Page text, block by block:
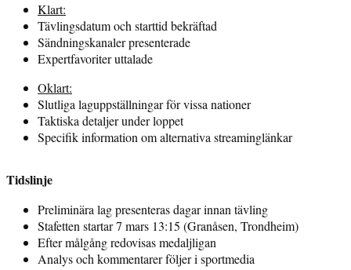
Klart:
Tävlingsdatum och starttid bekräftad
Sändningskanaler presenterade
Expertfavoriter uttalade
Oklart:
Slutliga laguppställningar för vissa nationer
Taktiska detaljer under loppet
Specifik information om alternativa streaminglänkar
Tidslinje
Preliminära lag presenteras dagar innan tävling
Stafetten startar 7 mars 13:15 (Granåsen, Trondheim)
Efter målgång redovisas medaljligan
Analys och kommentarer följer i sportmedia